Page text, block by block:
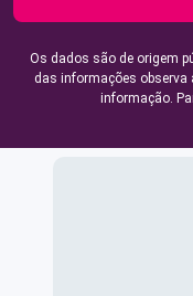
Os dados são de origem
das informações observa
informação.